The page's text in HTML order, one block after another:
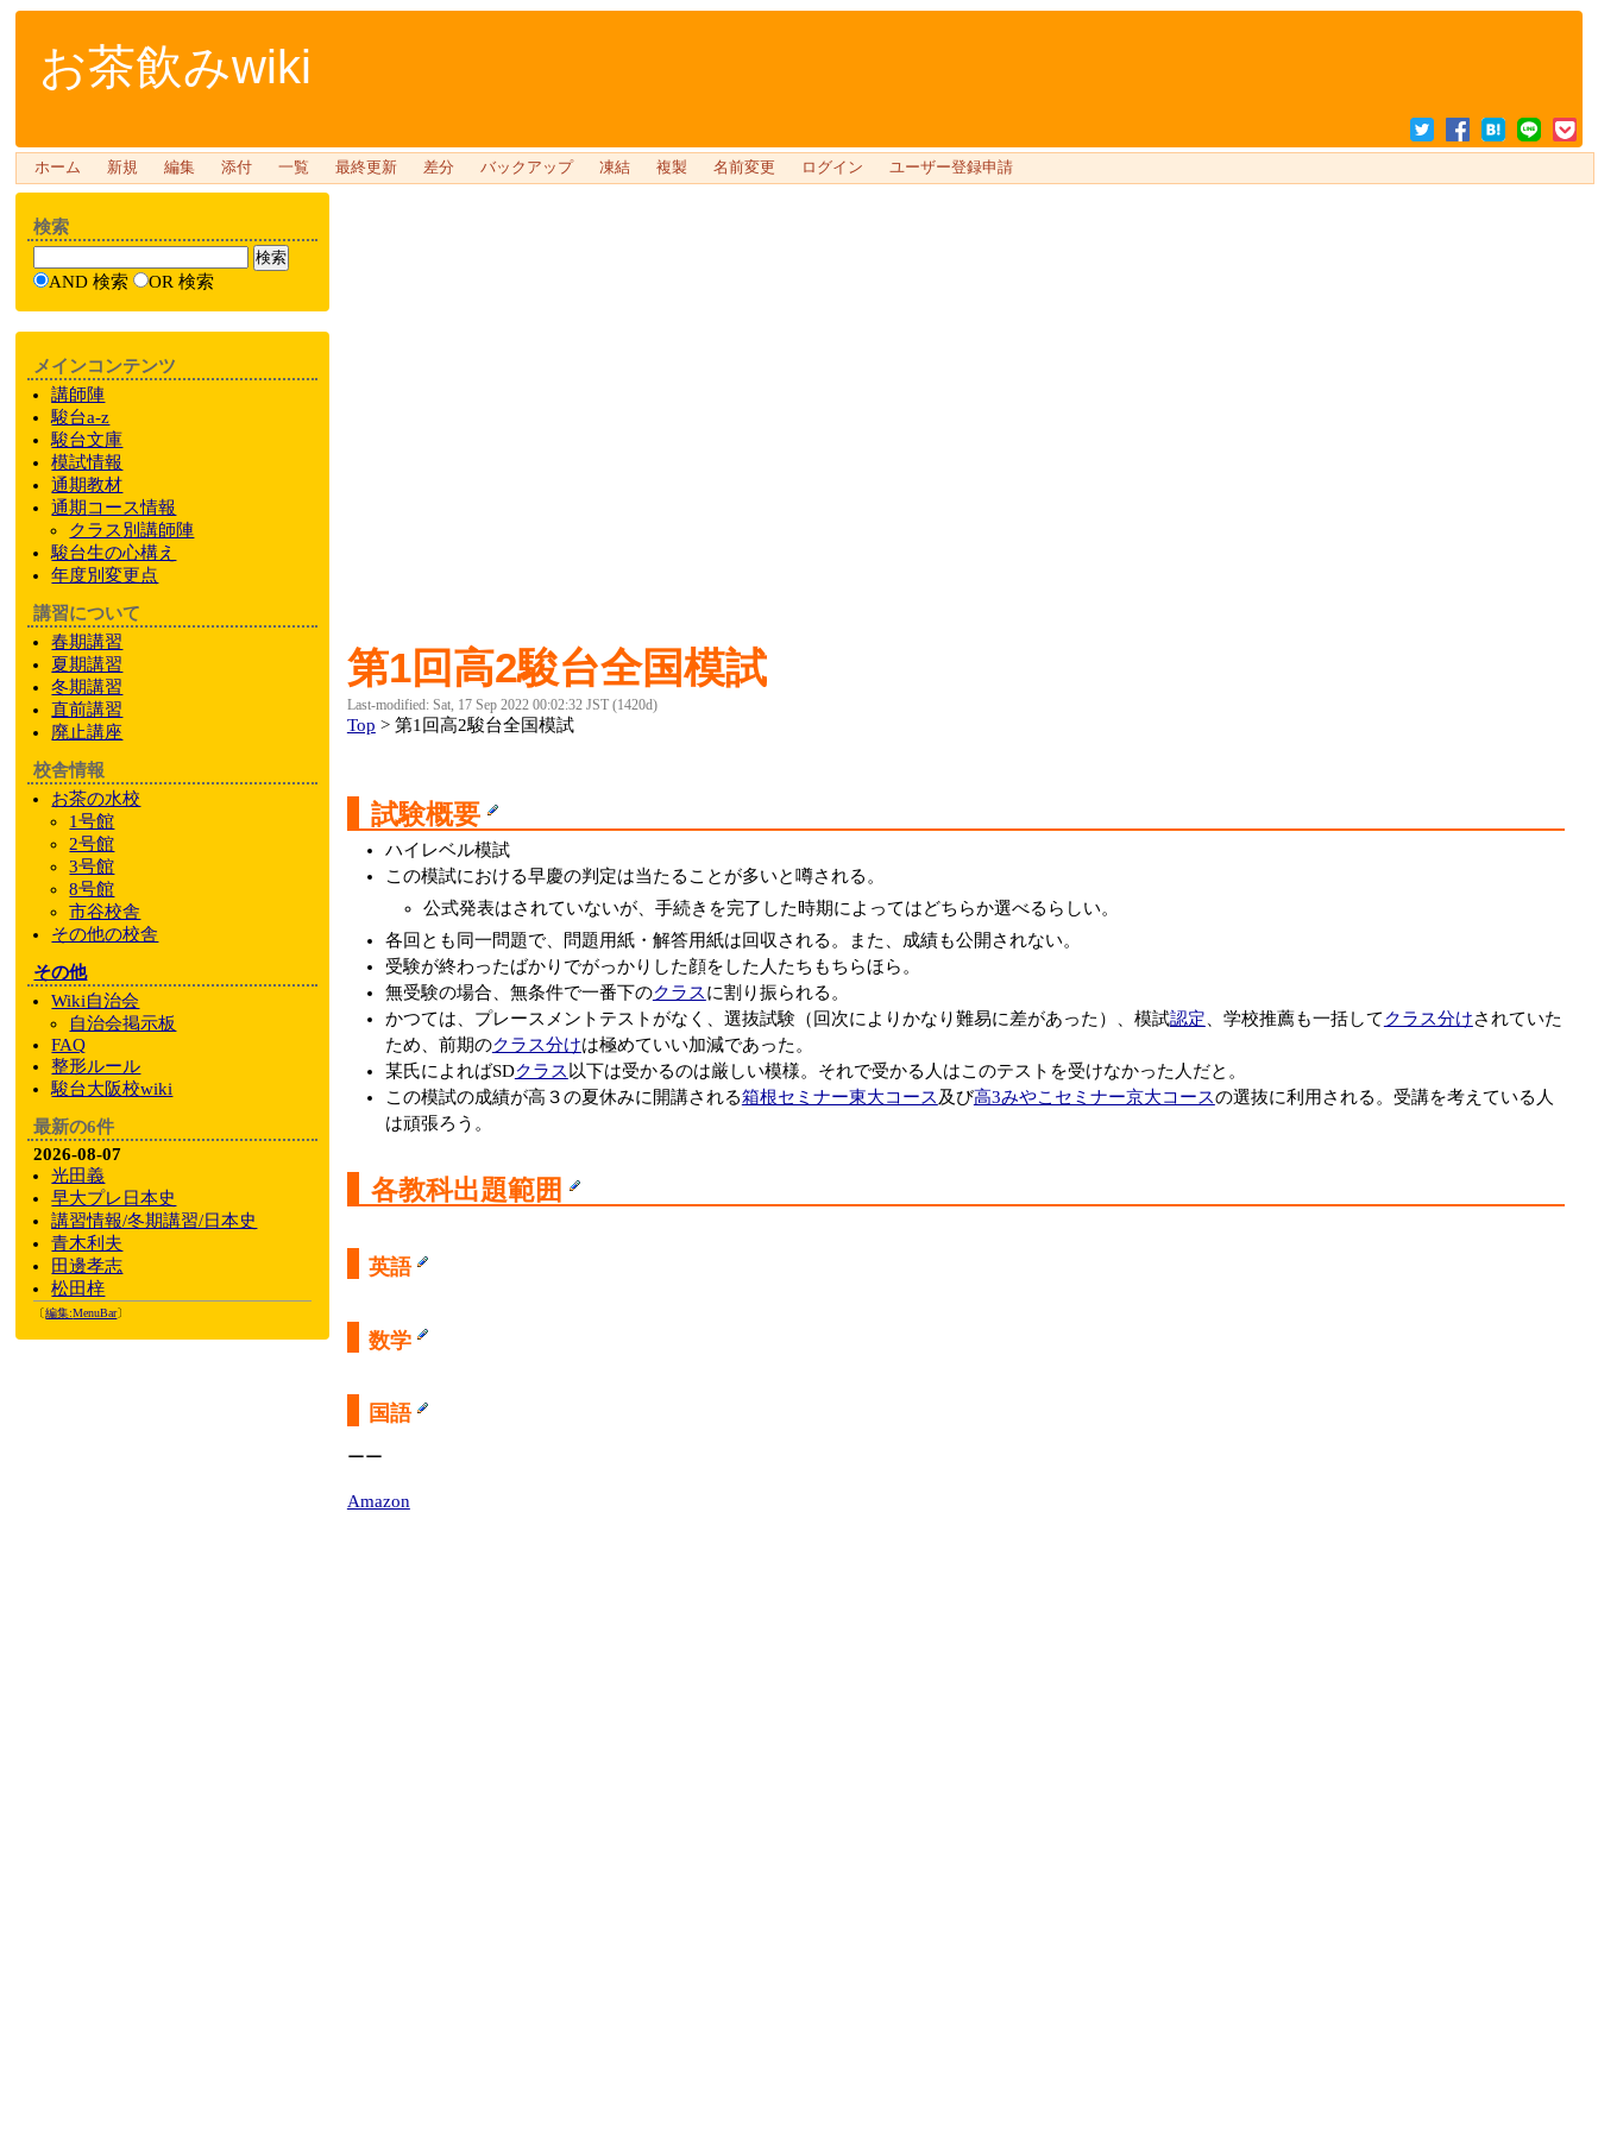
お茶飲みwiki
ホーム 新規 編集 添付 一覧 最終更新 差分 バックアップ 凍結 複製 名前変更 ログイン ユーザー登録申請
第1回高2駿台全国模試
Last-modified: Sat, 17 Sep 2022 00:02:32 JST (1420d)
Top > 第1回高2駿台全国模試
試験概要
ハイレベル模試
この模試における早慶の判定は当たることが多いと噂される。
公式発表はされていないが、手続きを完了した時期によってはどちらか選べるらしい。
各回とも同一問題で、問題用紙・解答用紙は回収される。また、成績も公開されない。
受験が終わったばかりでがっかりした顔をした人たちもちらほら。
無受験の場合、無条件で一番下のクラスに割り振られる。
かつては、プレースメントテストがなく、選抜試験（回次によりかなり難易に差があった）、模試認定 、学校推薦も一括してクラス分けされていた
ため、前期のクラス分けは極めていい加減であった。
某氏によればSDクラス 以下は受かるのは厳しい模様。それで受かる人はこのテストを受けなかった人だと。
この模試の成績が高３の夏休みに開講される箱根セミナー東大コース及び高3みやこセミナー京大コースの選抜に利用される。受講を考えている人
は頑張ろう。
各教科出題範囲
英語
数学
国語
ーー
Amazon
検索
AND 検索 OR 検索
メインコンテンツ
講師陣
駿台a-z
駿台文庫
模試情報
通期教材
通期 コース情報
クラス別講師陣
駿台生の心構え
年度別変更点
講習について
春期講習
夏期講習
冬期講習
直前講習
廃止講座
校舎情報
お茶の水校
1号館
2号館
3号館
8号館
市谷校舎
その他の校舎
その他
Wiki自治会
自治会掲示板
FAQ
整形ルール
駿台大阪校wiki
最新の6件
2026-08-07
光田義
早大プレ日本史
講習情報/冬期講習/日本史
青木利夫
田邊孝志
松田梓
〔編集:MenuBar〕